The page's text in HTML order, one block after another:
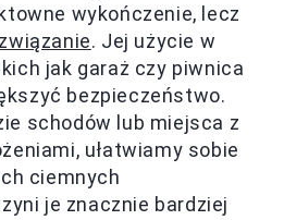
wykończenie, lecz
. Jej użycie w
jak garaż czy piwnica
bezpieczeństwo.
schodów lub miejsca z
ułatwiamy sobie
ciemnych
je znacznie bardziej